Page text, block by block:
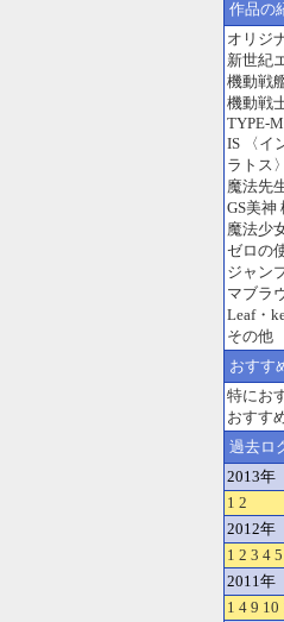
作品の
オリジ
新世紀
機動戦
機動戦
TYPE-
IS 〈イ
ラトス〉
魔法先
GS美神
魔法少
ゼロの
ジャン
マブラ
Leaf・
その他
おすす
特にお
おすす
過去ロ
2013年
1 2
2012年
1 2 3 4 5
2011年
1 4 9 10